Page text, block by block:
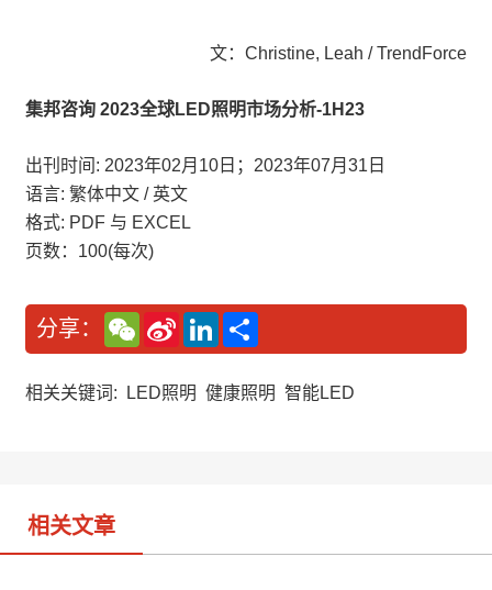
文：Christine, Leah / TrendForce
集邦咨询 2023全球LED照明市场分析-1H23
出刊时间: 2023年02月10日；2023年07月31日
语言: 繁体中文 / 英文
格式: PDF 与 EXCEL
页数：100(每次)
分享：
W
e
C
a
S
n
W
L
n
e
相关关键词: LED照明 健康照明 智能LED
相关文章